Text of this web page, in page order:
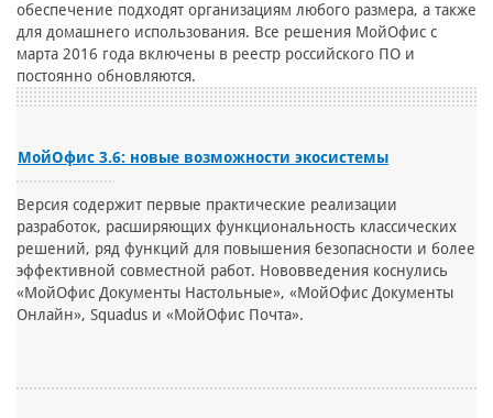
обеспечение подходят организациям любого размера, а также
для домашнего использования. Все решения МойОфис с
марта 2016 года включены в реестр российского ПО и
постоянно обновляются.
МойОфис 3.6: новые возможности экосистемы
Версия содержит первые практические реализации
разработок, расширяющих функциональность классических
решений, ряд функций для повышения безопасности и более
эффективной совместной работ. Нововведения коснулись
«МойОфис Документы Настольные», «МойОфис Документы
Онлайн», Squadus и «МойОфис Почта».